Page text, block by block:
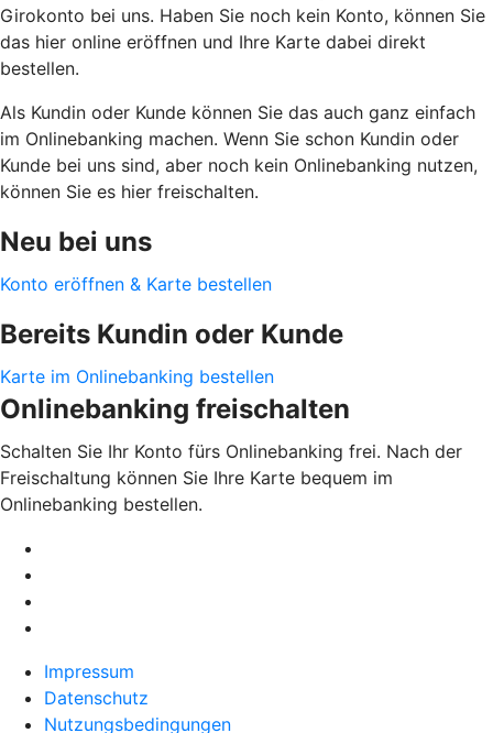
Girokonto bei uns. Haben Sie noch kein Konto, können Sie
das hier online eröffnen und Ihre Karte dabei direkt
bestellen.
Als Kundin oder Kunde können Sie das auch ganz einfach
im Onlinebanking machen. Wenn Sie schon Kundin oder
Kunde bei uns sind, aber noch kein Onlinebanking nutzen,
können Sie es hier freischalten.
Neu bei uns
Konto eröffnen & Karte bestellen
Bereits Kundin oder Kunde
Karte im Onlinebanking bestellen
Onlinebanking freischalten
Schalten Sie Ihr Konto fürs Onlinebanking frei. Nach der
Freischaltung können Sie Ihre Karte bequem im
Onlinebanking bestellen.
Impressum
Datenschutz
Nutzungsbedingungen